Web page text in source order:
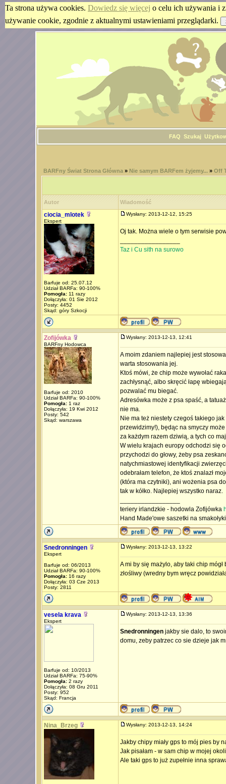
Ta strona używa cookies. Dowiedz się więcej o celu ich używania i
używanie cookie, zgodnie z aktualnymi ustawieniami przeglądarki.
FAQ Szukaj
BARFny Świat Strona Główna» Nie samym BARFem żyjemy... » Off
Autor Wiadomość
ciocia_mlotek
Ekspert
Barfuje od: 25.07.12
Udział BARFa: 90-100%
Pomogła:11 razy
Dołączyła: 01 Sie 2012
Posty: 4452
Skąd: góry Szkocji
Wysłany: 2013-12-12, 15:25
Oj tak. Można wiele o tym serwisie
Taz i Cu sith na surowo
Zofijówka
BARFny Hodowca
Barfuje od: 2010
Udział BARFa: 90-100%
Pomogła:1 raz
Dołączyła: 19 Kwi 2012
Posty: 542
Skąd: warszawa
Wysłany: 2013-12-13, 12:41
A moim zdaniem najlepiej jest
warta stosowania jej.
Ktoś mówi, że chip może wywołać
zachłysnąć, albo skręcić łapę
pozwalać mu biegać.
Adresówka może z psa spaść, a
nie ma.
Nie ma też niestety czegoś takiego
przewidzimy!), będąc na smyczy
za każdym razem dziwią, a tych co
W wielu krajach europy odchodzi się
przychodzi do głowy, żeby psa
natychmiastowej identyfikacji
odebrałam telefon, że ktoś znalazł
(która ma czytniki), ani wożenia psa
tak w kółko. Najlepiej wszystko naraz.
teriery irlandzkie - hodowla Zofijówka
Hand Made'owe saszetki na
Snedronningen
Ekspert
Barfuje od: 06/2013
Udział BARFa: 90-100%
Pomogła:16 razy
Dołączyła: 03 Cze 2013
Posty: 2811
Wysłany: 2013-12-13, 13:22
A mi by się mażylo, aby taki chip
złośliwy (wredny bym wręcz
vesela krava
Ekspert
Barfuje od: 10/2013
Udział BARFa: 75-90%
Pomogła:2 razy
Dołączyła: 08 Gru 2011
Posty: 952
Skąd: Francja
Wysłany: 2013-12-13, 13:36
Snedronningenjakby sie dalo, to
domu, zeby patrzec co sie dzieje jak
Nina_Brzeg Wysłany: 2013-12-13, 14:24
Jakby chipy miały gps to mój pies by
Jak pisałam - w sam chip w mojej
Ale taki gps to już zupełnie inna